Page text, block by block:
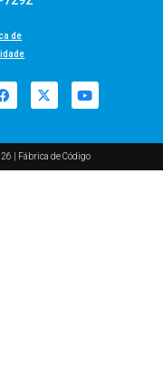
de
| Fábrica de Código